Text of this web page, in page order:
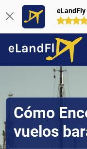
eLandFly
Cómo
vuelos